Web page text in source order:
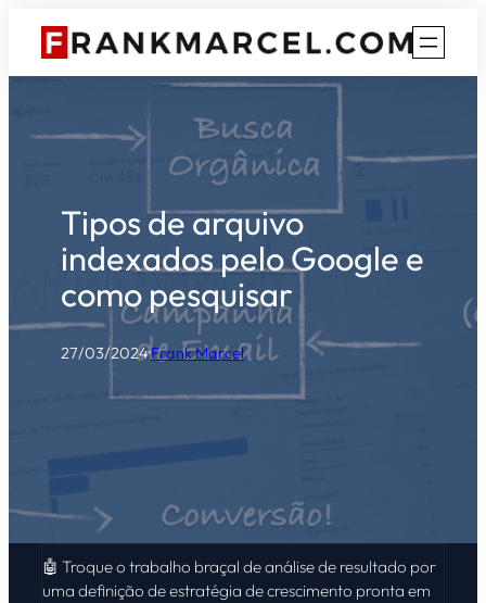
Pular
para
conteúdo
Tipos de arquivo
indexados pelo Google e
como pesquisar
27/03/2024·Frank Marcel
🤖 Troque o trabalho braçal de análise de resultado por
uma definição de estratégia de crescimento pronta em